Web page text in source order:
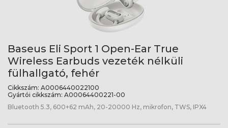
Baseus Eli Sport 1 Open-Ear True
Wireless Earbuds vezeték nélküli
fülhallgató, fehér
Cikkszám: A0006440022100
Gyártói cikkszám: A00064400221-00
Bluetooth 5.3, 600+62 mAh, 20-20000 Hz, mikrofon, TWS, IPX4